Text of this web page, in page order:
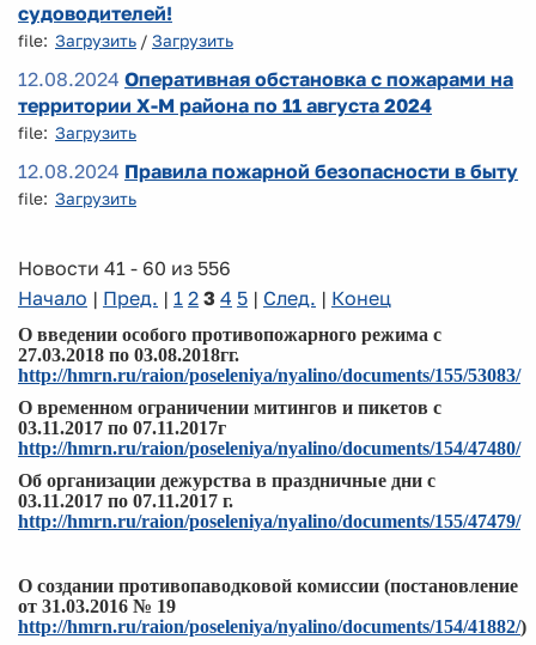
судоводителей!
file: Загрузить / Загрузить
12.08.2024 Оперативная обстановка с пожарами на
территории Х-М района по 11 августа 2024
file: Загрузить
12.08.2024 Правила пожарной безопасности в быту
file: Загрузить
Новости 41 - 60 из 556
Начало | Пред. | 1 2 3 4 5 | След. | Конец
О введении особого противопожарного режима с
27.03.2018 по 03.08.2018гг.
http://hmrn.ru/raion/poseleniya/nyalino/documents/155/53083/
О временном ограничении митингов и пикетов с
03.11.2017 по 07.11.2017г
http://hmrn.ru/raion/poseleniya/nyalino/documents/154/47480/
Об организации дежурства в праздничные дни с
03.11.2017 по 07.11.2017 г.
http://hmrn.ru/raion/poseleniya/nyalino/documents/155/47479/
О создании противопаводковой комиссии (постановление
от 31.03.2016 № 19
http://hmrn.ru/raion/poseleniya/nyalino/documents/154/41882/)